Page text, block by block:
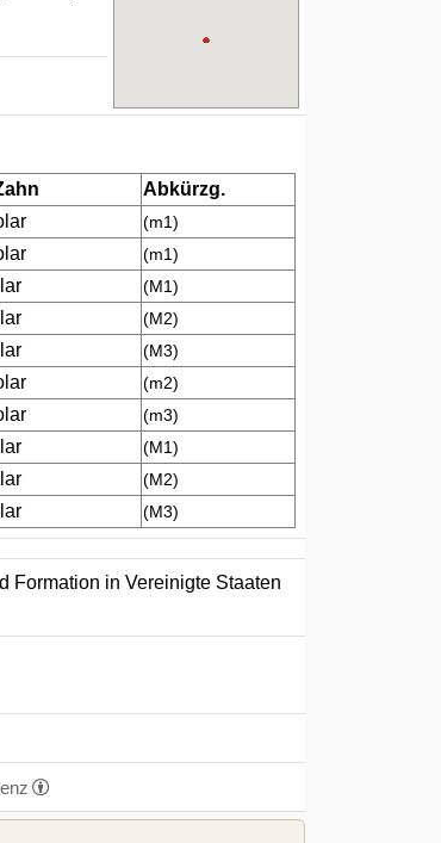
Abkürzg.
(m1)
(m1)
(M1)
(M2)
(M3)
(m2)
(m3)
(M1)
(M2)
(M3)
Formation in Vereinigte Staaten